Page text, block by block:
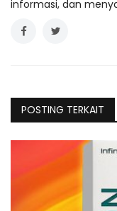
informasi, dan
POSTING TERKAIT